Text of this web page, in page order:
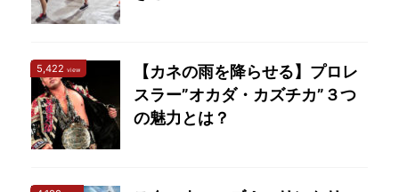
5,422 view
【カネの雨を降らせる】プロレ
スラー”オカダ・カズチカ”３つ
の魅力とは？